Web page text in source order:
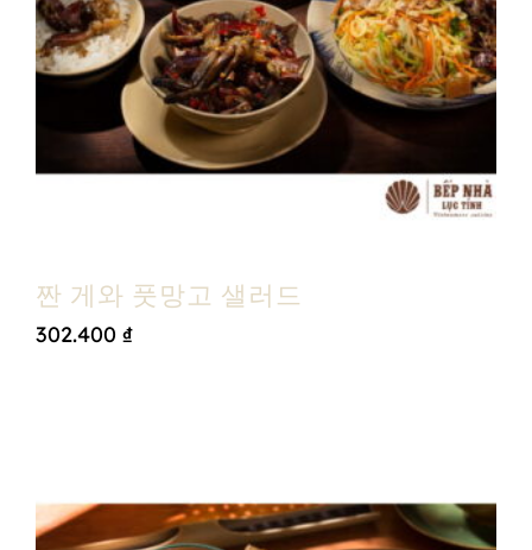
짠 게와 풋망고 샐러드
302.400 ₫